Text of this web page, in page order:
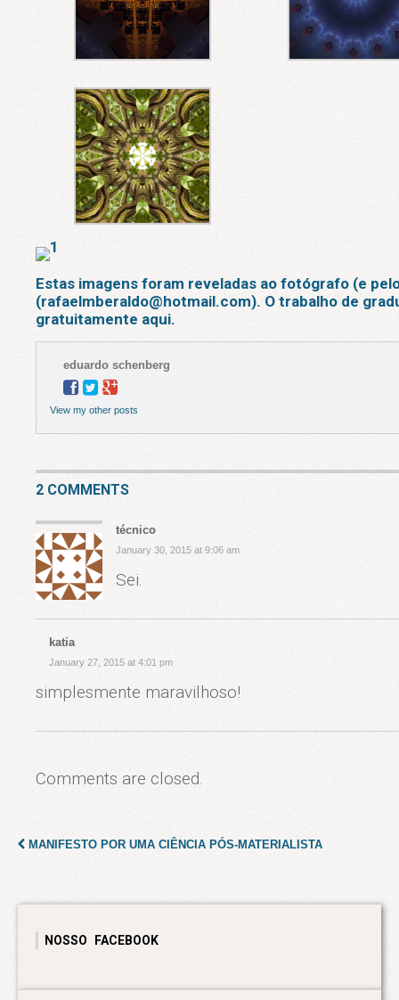
Estas imagens foram reveladas ao fotógrafo (e
(rafaelmberaldo@hotmail.com). O trabalho de
gratuitamente aqui.
eduardo schenberg
View my other posts
2 COMMENTS
técnico
January 30, 2015 at 9:06 am
Sei.
katia
January 27, 2015 at 4:01 pm
simplesmente maravilhoso!
Comments are closed.
MANIFESTO POR UMA CIÊNCIA PÓS-MATERIALISTA
NOSSO FACEBOOK